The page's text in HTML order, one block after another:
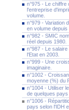
n°975 - Le chiffre
l'entreprise
volume.
n°979 - Variation
en volume depuis
n°982 - SMIC
réel depuis 1980.
n°987 - Le
l'Etat en 2003.
n°999 - Une
imaginaire.
n°1002 -
moyenne (%) du
n°1004 - Utiliser
de quelques pays
n°1006 -
pays selon l'IDH